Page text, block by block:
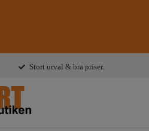
Stort urval & bra priser.